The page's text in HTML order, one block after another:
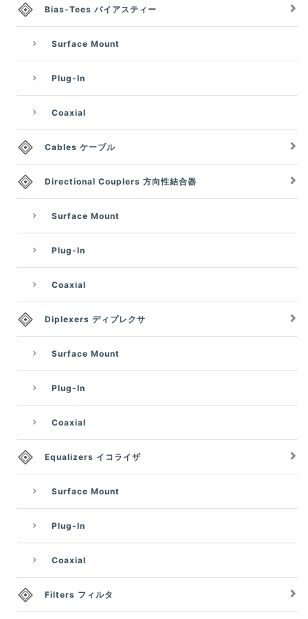
Bias-Tees バイアスティー
Surface Mount
Plug-In
Coaxial
Cables ケーブル
Directional Couplers 方向性結合器
Surface Mount
Plug-In
Coaxial
Diplexers ディプレクサ
Surface Mount
Plug-In
Coaxial
Equalizers イコライザ
Surface Mount
Plug-In
Coaxial
Filters フィルタ